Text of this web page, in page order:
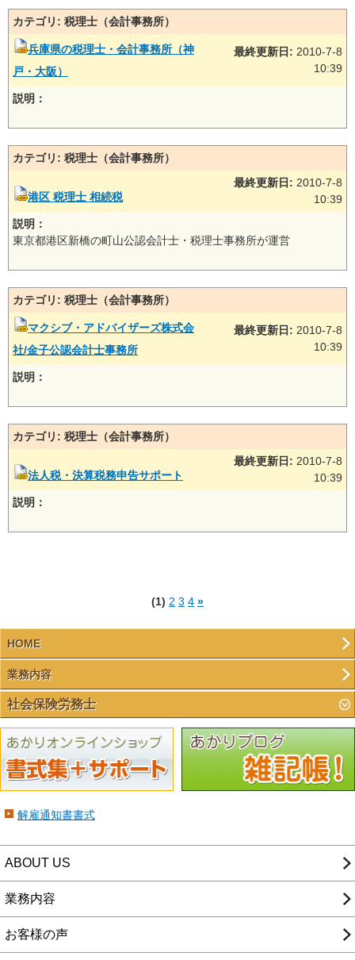
カテゴリ: 税理士（会計事務所）
兵庫県の税理士・会計事務所（神
戸・大阪）
最終更新日: 2010-7-8
10:39
説明：
カテゴリ: 税理士（会計事務所）
港区 税理士 相続税
最終更新日: 2010-7-8
10:39
説明：
東京都港区新橋の町山公認会計士・税理士事務所が運営
カテゴリ: 税理士（会計事務所）
マクシブ・アドバイザーズ株式会
社/金子公認会計士事務所
最終更新日: 2010-7-8
10:39
説明：
カテゴリ: 税理士（会計事務所）
法人税・決算税務申告サポート
最終更新日: 2010-7-8
10:39
説明：
(1) 2 3 4 »
HOME
業務内容
社会保険労務士
解雇通知書書式
ABOUT US
業務内容
お客様の声